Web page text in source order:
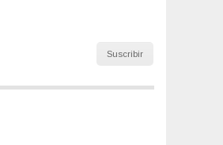
Suscribir